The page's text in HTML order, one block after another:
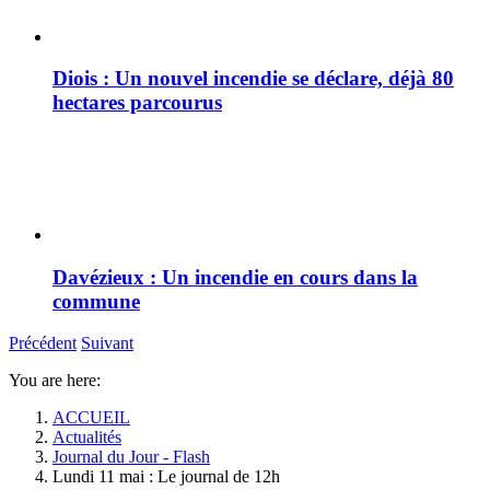
Diois : Un nouvel incendie se déclare, déjà 80
hectares parcourus
Davézieux : Un incendie en cours dans la
commune
Précédent Suivant
You are here:
ACCUEIL
Actualités
Journal du Jour - Flash
Lundi 11 mai : Le journal de 12h